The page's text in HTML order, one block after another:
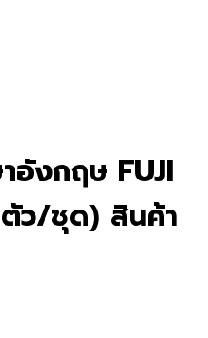
อังกฤษ FUJI
ว/ชุด) สินค้า